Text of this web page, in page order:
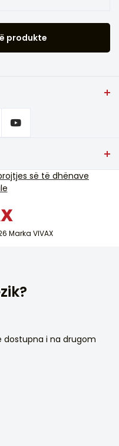
produkte
Marka VIVAX
së të dhënave
dostupna i na drugom